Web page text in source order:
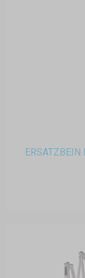
ERSATZBEIN